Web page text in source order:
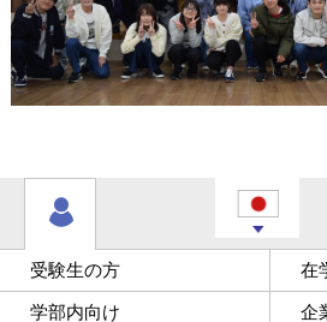
受験生の方 在
学部内向け 企